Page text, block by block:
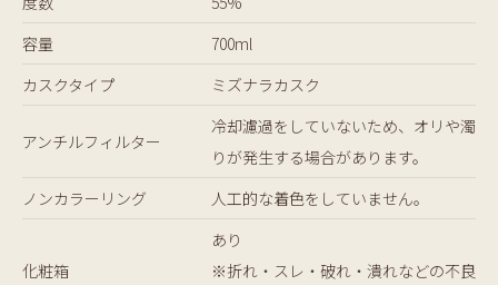
容量
700ml
カスクタイプ
ミズナラカスク
アンチルフィルター
冷却濾過をしていないため、オリや濁
りが発生する場合があります。
ノンカラーリング
人工的な着色をしていません。
化粧箱
あり
※折れ・スレ・破れ・潰れなどの不良